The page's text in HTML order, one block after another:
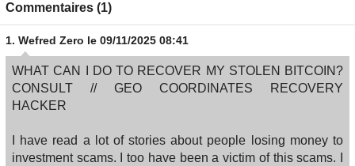
Commentaires (1)
1. Wefred Zero le 09/11/2025 08:41
WHAT CAN I DO TO RECOVER MY STOLEN BITCOIN?
CONSULT // GEO COORDINATES RECOVERY
HACKER
I have read a lot of stories about people losing money to
investment scams. I too have been a victim of this scams. I